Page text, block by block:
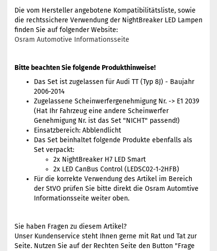
Die vom Hersteller angebotene Kompatibilitätsliste, sowie
die rechtssichere Verwendung der NightBreaker LED Lampen
finden Sie auf folgender Website:
Osram Automotive Informationsseite
Bitte beachten Sie folgende Produkthinweise!
Das Set ist zugelassen für Audi TT (Typ 8J) - Baujahr
2006-2014
Zugelassene Scheinwerfergenehmigung Nr. -> E1 2039
(Hat Ihr Fahrzeug eine andere Scheinwerfer
Genehmigung Nr. ist das Set "NICHT" passend!)
Einsatzbereich: Abblendlicht
Das Set beinhaltet folgende Produkte ebenfalls als
Set verpackt:
2x NightBreaker H7 LED Smart
2x LED CanBus Control (LEDSC02-1-2HFB)
Für die korrekte Verwendung des Artikel im Bereich
der StVO prüfen Sie bitte direkt die Osram Automtive
Informationsseite weiter oben.
Sie haben Fragen zu diesem Artikel?
Unser Kundenservice steht Ihnen gerne mit Rat und Tat zur
Seite. Nutzen Sie auf der Rechten Seite den Button "Frage